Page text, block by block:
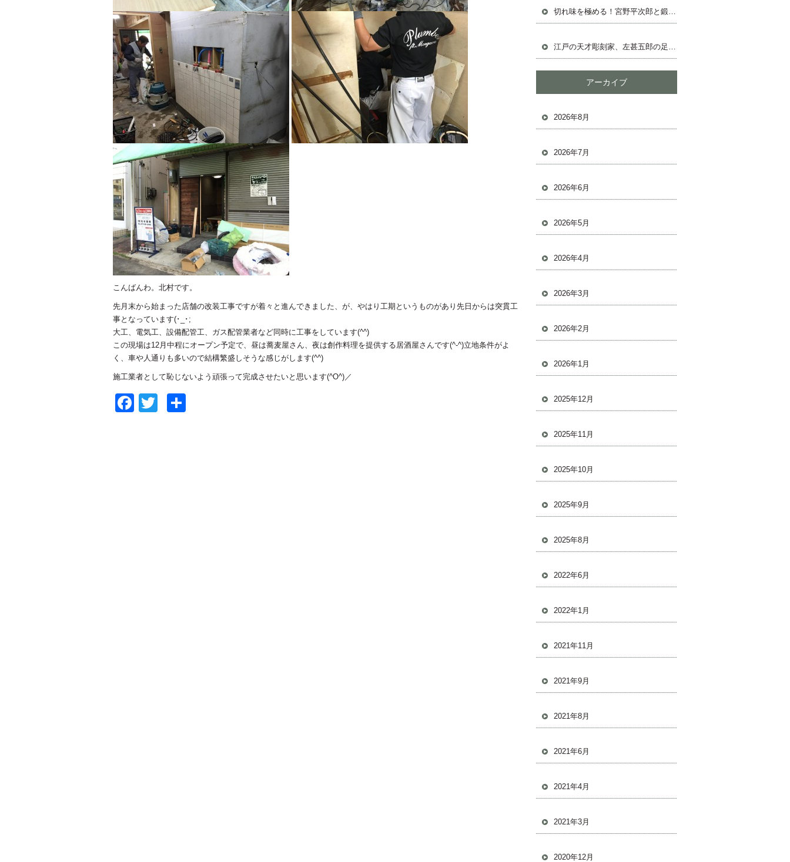
こんばんわ。北村です。
先月末から始まった店舗の改装工事ですが着々と進んできました、が、やはり工期というものがあり先日からは突貫工
事となっています(･_･;
大工、電気工、設備配管工、ガス配管業者など同時に工事をしています(^^)
この現場は12月中程にオープン予定で、昼は蕎麦屋さん、夜は創作料理を提供する居酒屋さんです(^-^)立地条件がよ
く、車や人通りも多いので結構繁盛しそうな感じがします(^^)
施工業者として恥じないよう頑張って完成させたいと思います(^O^)／
Facebook
Twitter
切れ味を極める！宮野平次郎と鍛冶屋の鋸物語
江戸の天才彫刻家、左甚五郎の足跡を追う
アーカイブ
2026年8月
2026年7月
2026年6月
2026年5月
2026年4月
2026年3月
2026年2月
2026年1月
2025年12月
2025年11月
2025年10月
2025年9月
2025年8月
2022年6月
2022年1月
2021年11月
2021年9月
2021年8月
2021年6月
2021年4月
2021年3月
2020年12月